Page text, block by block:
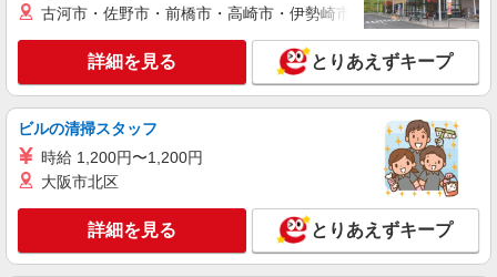
古河市・佐野市・前橋市・高崎市・伊勢崎市・太田市・館林市
詳細を見る とりあえずキープ
ビルの清掃スタッフ
時給 1,200円〜1,200円
大阪市北区
詳細を見る とりあえずキープ